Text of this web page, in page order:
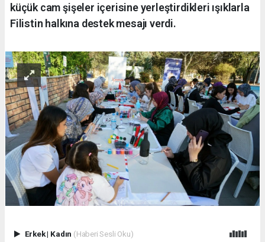
küçük cam şişeler içerisine yerleştirdikleri ışıklarla
Filistin halkına destek mesajı verdi.
Erkek| Kadın (Haberi Sesli Oku)